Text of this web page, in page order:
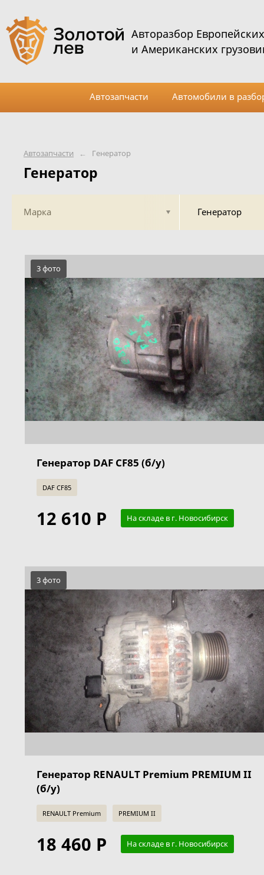
Автозапчасти ← Генератор
Генератор
Марка Генератор
3 фото
Генератор DAF CF85 (б/у)
DAF CF85
12 610 Р На складе в г. Новосибирск
3 фото
Генератор RENAULT Premium PREMIUM II
(б/у)
RENAULT Premium PREMIUM II
18 460 Р На складе в г. Новосибирск
Авторазбор Европейских
и Американских
Автозапчасти Автомобили в